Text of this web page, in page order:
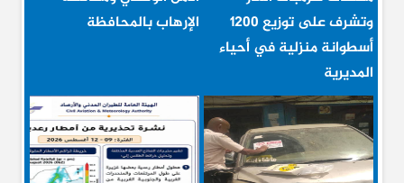
وتشرف على توزيع 1200
أسطوانة منزلية في أحياء
المديرية
الإرهاب بالمحافظة